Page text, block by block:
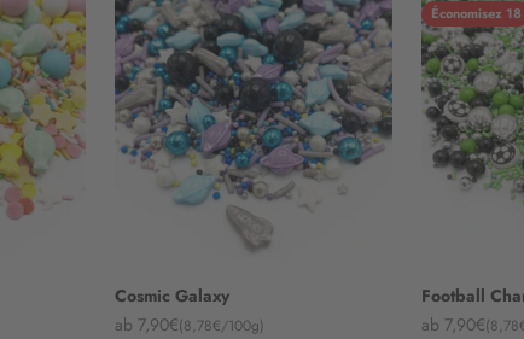
Cosmic Galaxy
Angebot
ab 7,90€(8,78€/100g)
Économisez 18
Football
Angebot
ab 7,90€